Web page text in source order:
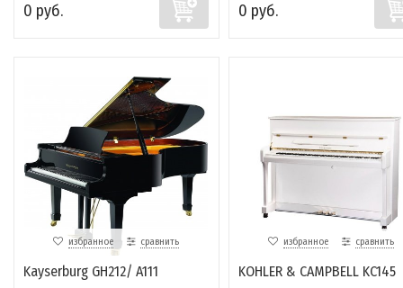
0 руб. 0 руб.
избранное сравнить
Kayserburg GH212/ A111
избранное сравнить
KOHLER & CAMPBELL KC145